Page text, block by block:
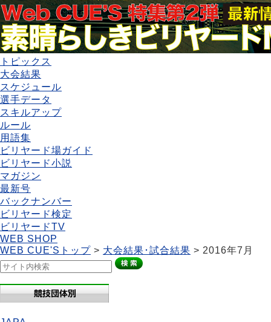
トピックス
大会結果
スケジュール
選手データ
スキルアップ
ルール
用語集
ビリヤード場ガイド
ビリヤード小説
マガジン
最新号
バックナンバー
ビリヤード検定
ビリヤードTV
WEB SHOP
WEB CUE'Sトップ > 大会結果･試合結果 > 2016年7月